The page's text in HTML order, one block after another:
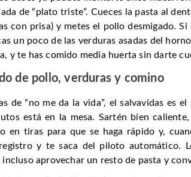
de “plato triste”. Cueces la pasta al
con prisa) y metes el pollo desmigado.
un poco de las verduras asadas del
y te has comido media huerta sin darte
de pollo, verduras y comino
de “no me da la vida”, el salvavidas es
está en la mesa. Sartén bien
en tiras para que se haga rápido y,
y te saca del piloto automático.
incluso aprovechar un resto de pasta y